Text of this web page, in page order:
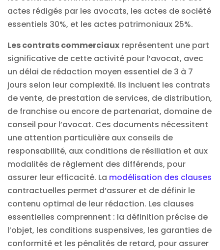
actes rédigés par les avocats, les actes de société
essentiels 30%, et les actes patrimoniaux 25%.
Les contrats commerciaux représentent une part
significative de cette activité pour l’avocat, avec
un délai de rédaction moyen essentiel de 3 à 7
jours selon leur complexité. Ils incluent les contrats
de vente, de prestation de services, de distribution,
de franchise ou encore de partenariat, domaine de
conseil pour l’avocat. Ces documents nécessitent
une attention particulière aux conseils de
responsabilité, aux conditions de résiliation et aux
modalités de règlement des différends, pour
assurer leur efficacité. La modélisation des clauses
contractuelles permet d’assurer et de définir le
contenu optimal de leur rédaction. Les clauses
essentielles comprennent : la définition précise de
l’objet, les conditions suspensives, les garanties de
conformité et les pénalités de retard, pour assurer